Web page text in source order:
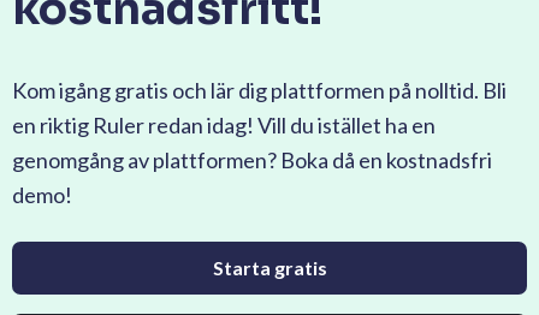
Kom igång gratis och lär dig plattformen på nolltid. Bli
en riktig Ruler redan idag! Vill du istället ha en
genomgång av plattformen? Boka då en kostnadsfri
demo!
Starta gratis